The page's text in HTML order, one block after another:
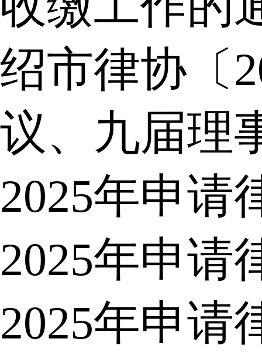
绍市律协〔
议、九届理
2025年申请
2025年申请
2025年申请